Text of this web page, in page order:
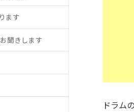
ます
聞きします
ドラム